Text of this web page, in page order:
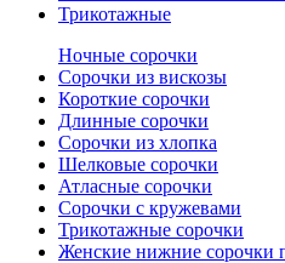
Трикотажные
Ночные сорочки
Сорочки из вискозы
Короткие сорочки
Длинные сорочки
Сорочки из хлопка
Шелковые сорочки
Атласные сорочки
Сорочки с кружевами
Трикотажные сорочки
Женские нижние сорочки